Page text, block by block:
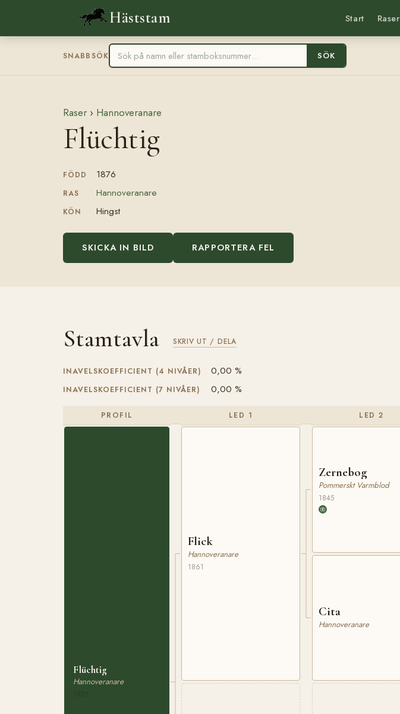
Häststam Start Raser
SNABBSÖK SÖK
Raser › Hannoveranare
Flüchtig
FÖDD 1876
RAS Hannoveranare
KÖN Hingst
SKICKA IN BILD RAPPORTERA FEL
Stamtavla SKRIV UT / DELA
INAVELSKOEFFICIENT (4 NIVÅER) 0,00 %
INAVELSKOEFFICIENT (7 NIVÅER) 0,00 %
PROFIL
Flüchtig
Hannoveranare
LED 1
Flick
Hannoveranare
1861
LED 2
Zernebog
Pommerskt Varmblod
1845
Cita
Hannoveranare